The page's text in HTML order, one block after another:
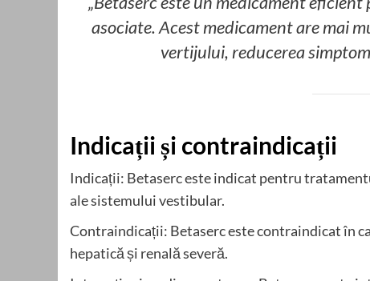
asociate. Acest medicament are mai
vertijului, reducerea
Indicații și contraindicații
Indicații: Betaserc este indicat pentru
ale sistemului vestibular.
Contraindicații: Betaserc este contraindicat în
hepatică și renală severă.